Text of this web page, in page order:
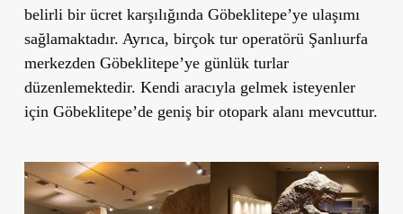
belirli bir ücret karşılığında Göbeklitepe’ye ulaşımı
sağlamaktadır. Ayrıca, birçok tur operatörü Şanlıurfa
merkezden Göbeklitepe’ye günlük turlar
düzenlemektedir. Kendi aracıyla gelmek isteyenler
için Göbeklitepe’de geniş bir otopark alanı mevcuttur.